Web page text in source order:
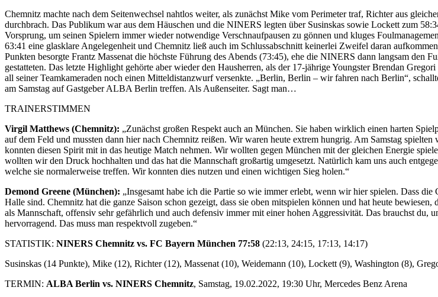
Chemnitz machte nach dem Seitenwechsel nahtlos weiter, als zunächst Mike vom Perimeter traf, Richter aus
durchbrach. Das Publikum war aus dem Häuschen und die NINERS legten über Susinskas sowie Lockett zum
Vorsprung, um seinen Spielern immer wieder notwendige Verschnaufpausen zu gönnen und kluges
63:41 eine glasklare Angelegenheit und Chemnitz ließ auch im Schlussabschnitt keinerlei Zweifel daran
Punkten besorgte Frantz Massenat die höchste Führung des Abends (73:45), ehe die NINERS dann langsam den
gestatteten. Das letzte Highlight gehörte aber wieder den Hausherren, als der 17-jährige Youngster Brendan
all seiner Teamkameraden noch einen Mitteldistanzwurf versenkte. „Berlin, Berlin – wir fahren nach Berlin“,
am Samstag auf Gastgeber ALBA Berlin treffen. Als Außenseiter. Sagt man…
TRAINERSTIMMEN
Virgil Matthews (Chemnitz): „Zunächst großen Respekt auch an München. Sie haben wirklich einen harten
auf dem Feld und mussten dann hier nach Chemnitz reißen. Wir waren heute extrem hungrig. Am Samstag
konnten diesen Spirit mit in das heutige Match nehmen. Wir wollten gegen München mit der gleichen Energie
wollten wir den Druck hochhalten und das hat die Mannschaft großartig umgesetzt. Natürlich kam uns auch
welche sie normalerweise treffen. Wir konnten dies nutzen und einen wichtigen Sieg holen.“
Demond Greene (München): „Insgesamt habe ich die Partie so wie immer erlebt, wenn wir hier spielen. Dass
Halle sind. Chemnitz hat die ganze Saison schon gezeigt, dass sie oben mitspielen können und hat heute
als Mannschaft, offensiv sehr gefährlich und auch defensiv immer mit einer hohen Aggressivität. Das brauchst du,
hervorragend. Das muss man respektvoll zugeben.“
STATISTIK: NINERS Chemnitz vs. FC Bayern München 77:58 (22:13, 24:15, 17:13, 14:17)
Susinskas (14 Punkte), Mike (12), Richter (12), Massenat (10), Weidemann (10), Lockett (9), Washington (8),
TERMIN: ALBA Berlin vs. NINERS Chemnitz, Samstag, 19.02.2022, 19:30 Uhr, Mercedes Benz Arena